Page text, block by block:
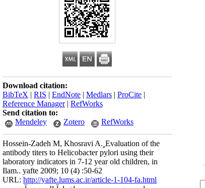
Download citation:
BibTeX | RIS | EndNote | Medlars | ProCite |
Reference Manager| RefWorks
Send citation to:
Mendeley
Zotero RefWorks
Hossein-Zadeh M, Khosravi A. ٍEvaluation of the
antibody titers to Helicobacter pylori using their
laboratory indicators in 7-12 year old children, in
Ilam.. yafte 2009; 10 (4) :50-62
URL: http://yafte.lums.ac.ir/article-1-104-fa.html